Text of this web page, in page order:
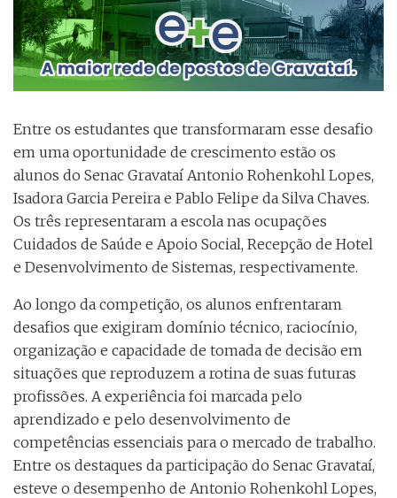
Entre os estudantes que transformaram esse desafio
em uma oportunidade de crescimento estão os
alunos do Senac Gravataí Antonio Rohenkohl Lopes,
Isadora Garcia Pereira e Pablo Felipe da Silva Chaves.
Os três representaram a escola nas ocupações
Cuidados de Saúde e Apoio Social, Recepção de Hotel
e Desenvolvimento de Sistemas, respectivamente.
Ao longo da competição, os alunos enfrentaram
desafios que exigiram domínio técnico, raciocínio,
organização e capacidade de tomada de decisão em
situações que reproduzem a rotina de suas futuras
profissões. A experiência foi marcada pelo
aprendizado e pelo desenvolvimento de
competências essenciais para o mercado de trabalho.
Entre os destaques da participação do Senac Gravataí,
esteve o desempenho de Antonio Rohenkohl Lopes,